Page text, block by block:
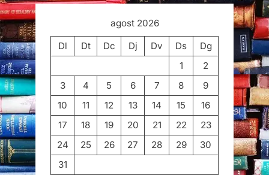
agost 2026
Dl
Dt Dc Dj Dv Ds
Dg
1
2
3
4 5 6 7 8
9
10
11 12 13 14 15
16
17
18 19 20 21 22
23
24
25 26 27 28 29
30
31